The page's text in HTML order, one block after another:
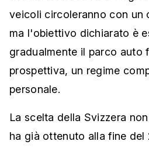
veicoli circoleranno con un
ma l'obiettivo dichiarato è
gradualmente il parco auto
prospettiva, un regime
personale.
La scelta della Svizzera
ha già ottenuto alla fine del